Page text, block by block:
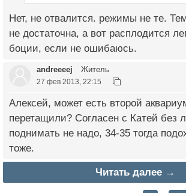
Нет, не отвалится. режимы не те.
не достаточна, а вот расплодится
боции, если не ошибаюсь.
andreeeej Житель
27 фев 2013, 22:15
Алексей, может есть второй
перетащили? Согласен с Катей без
поднимать не надо, 34-35 тогда
тоже.
Читать далее →